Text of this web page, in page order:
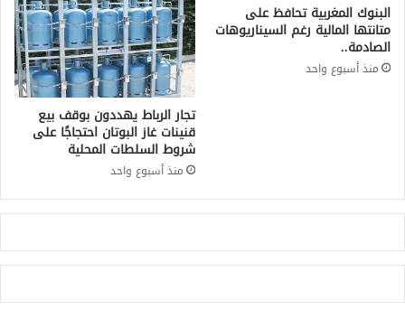
ا
ل
أ
س
ر
ة
ب
م
ق
ت
ا
ة
د
البنوك المغربية تحافظ على
متانتها المالية رغم السيناريوهات
الصادمة..
منذ أسبوع واحد
تجار الرباط يهددون بوقف بيع
قنينات غاز البوتان احتجاجًا على
شروط السلطات المحلية
منذ أسبوع واحد